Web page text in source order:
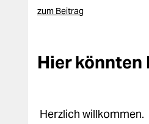
zum Beitrag
Hier könnten
Herzlich willkommen.